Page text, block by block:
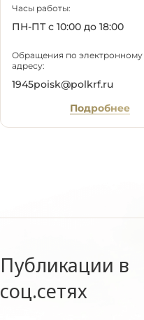
Часы работы:
ПН-ПТ с 10:00 до 18:00
Обращения по электронному
адресу:
1945poisk@polkrf.ru
Подробнее
Публикации в
соц.сетях